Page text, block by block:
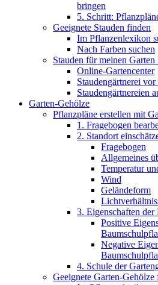
bringen
5. Schritt:
Geeignete Stauden finden
Im Pflanzenlexikon
Nach Farben suchen
Stauden für meinen Garten
Online-Gartencenter
Staudengärtnerei
Staudengärtnereien
Garten-Gehölze
Pflanzpläne erstellen mit
1. Fragebogen
2. Standort
Fragebogen
Allgemeines
Temperatur
Wind
Geländeform
3. Eigenschaften der
Positive
Negative
4. Schule der
Geeignete Garten-Gehölze